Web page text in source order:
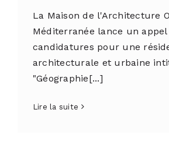
La Maison de l'Architecture
Méditerranée lance un appel
candidatures pour une
architecturale et urbaine
"Géographie[...]
Lire la suite